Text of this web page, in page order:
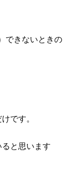
できないときの
です。
と思います